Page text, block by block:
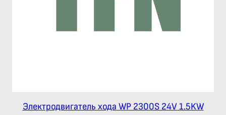
Электродвигатель хода WP 2300S 24V 1.5KW